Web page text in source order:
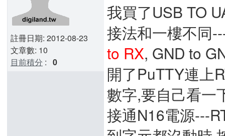
註冊日期: 2012-08-23
文章數: 10
目前積分 : 0
我買了USB TO
接法和一樓不同
to RX, GND to
開了PuTTY連上
數字,要自己看一
接通N16電源---